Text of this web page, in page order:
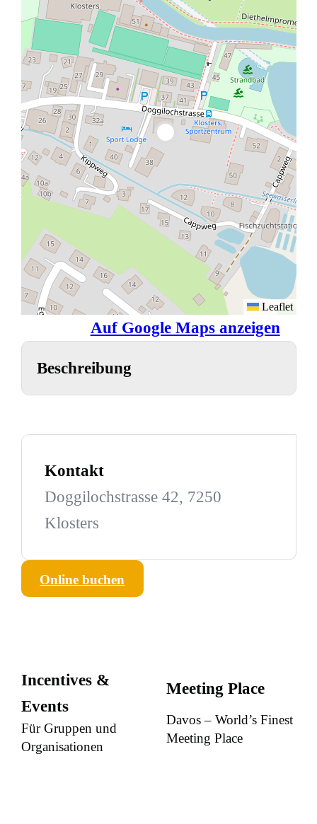
Leaflet
Auf Google Maps anzeigen
Beschreibung
Kontakt
Doggilochstrasse 42, 7250
Klosters
Online buchen
Incentives &
Events
Für Gruppen und
Organisationen
Meeting Place
Davos – World’s Finest
Meeting Place